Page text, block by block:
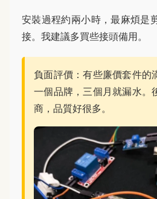
安裝過程約兩小時，最麻煩是
接。我建議多買些接頭備用。
負面評價：有些廉價套件的
一個品牌，三個月就漏水。
商，品質好很多。